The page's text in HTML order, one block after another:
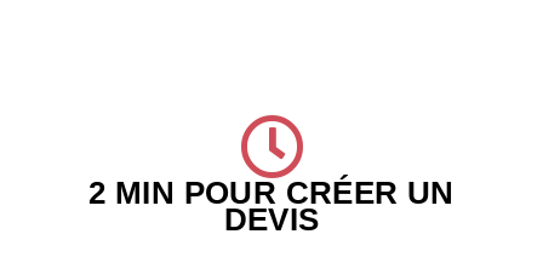
2 MIN POUR CRÉER UN
DEVIS